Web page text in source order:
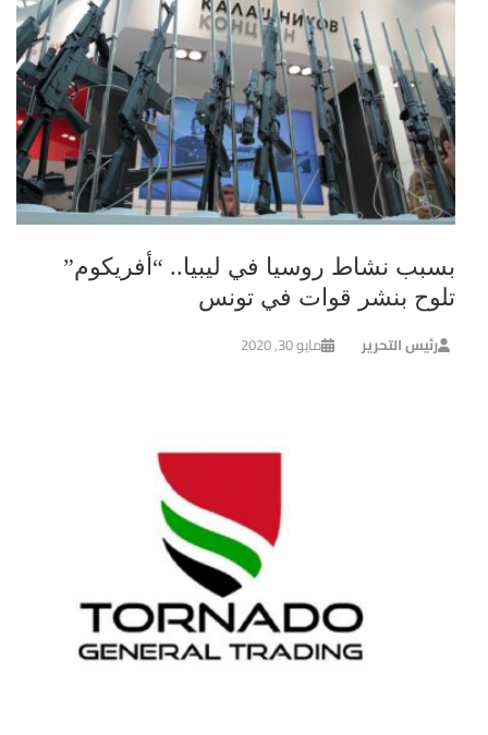
بسبب نشاط روسيا في ليبيا.. “أفريكوم”
تلوح بنشر قوات في تونس
رئيس التحرير مايو 30, 2020